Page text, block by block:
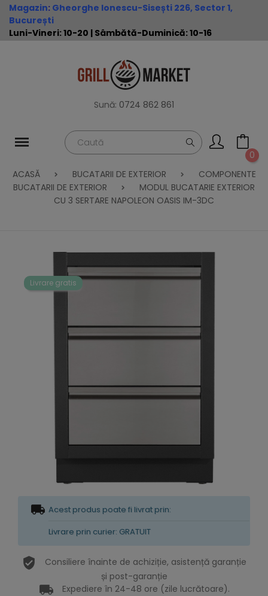
Magazin: Gheorghe Ionescu-Sisești 226, Sector 1,
București
Luni-Vineri: 10-20 | Sâmbătă-Duminică: 10-16
Sună: 0724 862 861
0
ACASĂ
BUCATARII DE EXTERIOR
COMPONENTE
BUCATARII DE EXTERIOR
MODUL BUCATARIE EXTERIOR
CU 3 SERTARE NAPOLEON OASIS IM-3DC
Acest produs poate fi livrat prin:
Livrare prin curier: GRATUIT
Consiliere înainte de achiziție, asistență garanție
și post-garanție
Expediere în 24-48 ore (zile lucrătoare).
Livrare gratis